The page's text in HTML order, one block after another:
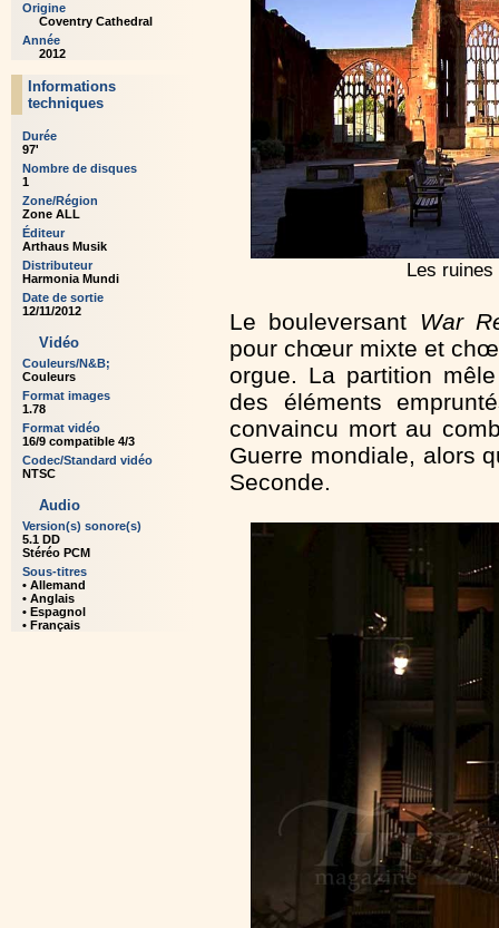
Origine
Coventry Cathedral
Année
2012
Informations
techniques
Durée
97'
Nombre de disques
1
Zone/Région
Zone ALL
Éditeur
Arthaus Musik
Distributeur
Harmonia Mundi
Date de sortie
12/11/2012
Vidéo
Couleurs/N&B;
Couleurs
Format images
1.78
Format vidéo
16/9 compatible 4/3
Codec/Standard vidéo
NTSC
Audio
Version(s) sonore(s)
5.1 DD
Stéréo PCM
Sous-titres
• Allemand
• Anglais
• Espagnol
• Français
Les
Le bouleversant War
pour chœur mixte et
orgue. La partition
des éléments
convaincu mort au
Guerre mondiale, alors
Seconde.